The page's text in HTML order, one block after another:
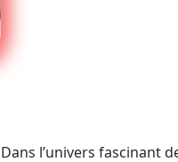
Dans l’univers fascinant